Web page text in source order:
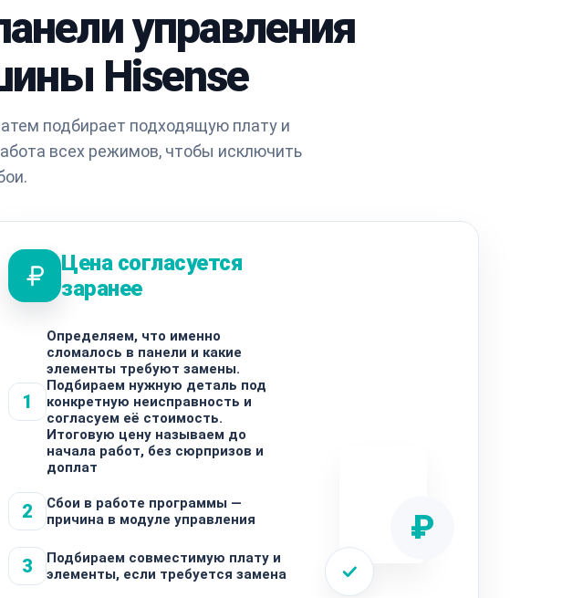
управления
Hisense
подбирает подходящую плату и
всех режимов, чтобы исключить
Цена согласуется
заранее
1
Определяем, что именно
сломалось в панели и какие
элементы требуют замены.
Подбираем нужную деталь под
конкретную неисправность и
согласуем её стоимость.
Итоговую цену называем до
начала работ, без сюрпризов и
доплат
2
Сбои в работе программы —
причина в модуле управления
3
Подбираем совместимую плату и
элементы, если требуется замена
₽